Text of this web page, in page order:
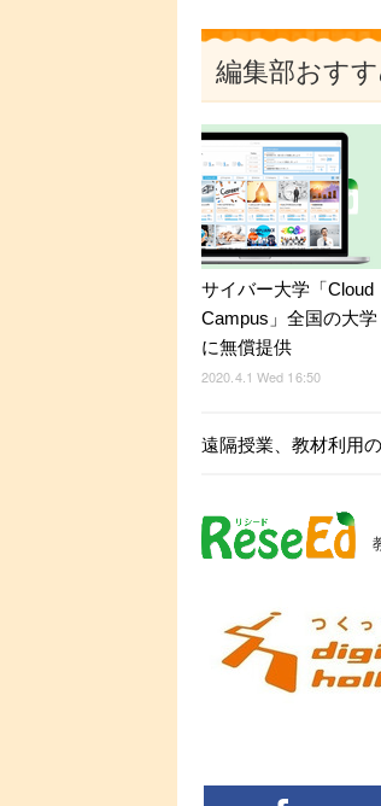
編集部おす
サイバー大学「Cloud
Campus」全国の大学
に無償提供
2020.4.1 Wed 16:50
遠隔授業、教材利用